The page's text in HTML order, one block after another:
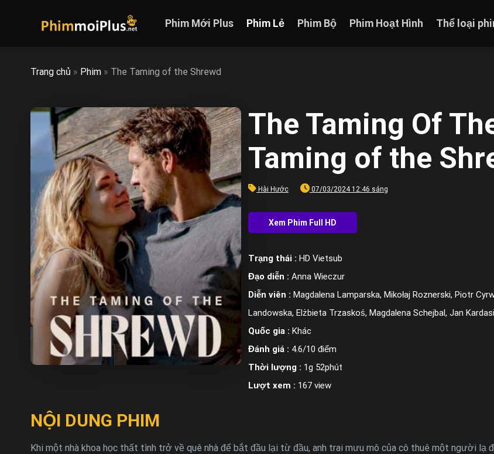
Phim Mới Plus Phim Lẻ Phim Bộ Phim Hoạt Hình Thể loại
Trang chủ » Phim » The Taming of the Shrewd
The Taming Of
Taming of the
Hài Hước 07/03/2024 12:46 sáng
Trạng thái : HD Vietsub
Đạo diễn : Anna Wieczur
Diễn viên : Magdalena Lamparska, Mikołaj Roznerski, Piotr
Landowska, Elżbieta Trzaskoś, Magdalena Schejbal, Jan
Quốc gia : Khác
Đánh giá : 4.6/10 điểm
Thời lượng : 1g 52phút
Lượt xem : 167 view
NỘI DUNG PHIM
Khi một nhà khoa học thất tình trở về quê nhà để bắt đầu lại từ đầu, anh trai mưu mô của cô thuê một người lạ